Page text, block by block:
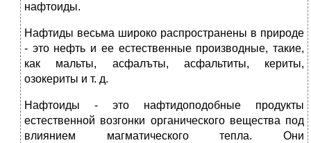
нафтоиды.
Нафтиды весьма широко распространены в природе
- это нефть и ее естественные производные, такие,
как мальты, асфалъты, асфальтиты, кериты,
озокериты и т. д.
Нафтоиды - это нафтидоподобные продукты
естественной возгонки органического вещества под
влиянием магматического тепла. Они